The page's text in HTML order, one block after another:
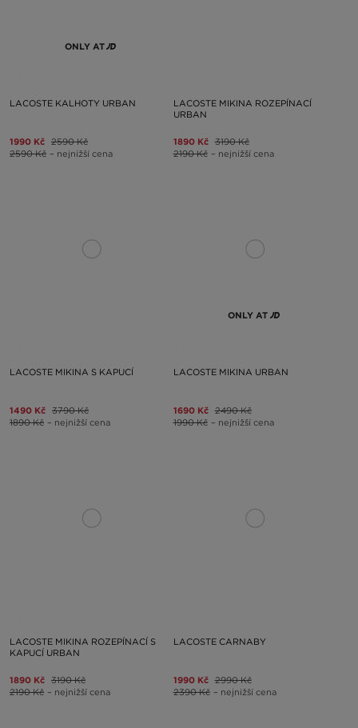
ONLY AT
LACOSTE KALHOTY URBAN
1990 Kč 2590 Kč
2590 Kč – nejnižší cena
LACOSTE MIKINA ROZEPÍNACÍ
URBAN
1890 Kč 3190 Kč
2190 Kč – nejnižší cena
LACOSTE MIKINA S KAPUCÍ
1490 Kč 3790 Kč
1890 Kč – nejnižší cena
ONLY AT
LACOSTE MIKINA URBAN
1690 Kč 2490 Kč
1990 Kč – nejnižší cena
LACOSTE MIKINA ROZEPÍNACÍ S
KAPUCÍ URBAN
1890 Kč 3190 Kč
2190 Kč – nejnižší cena
LACOSTE CARNABY
1990 Kč 2990 Kč
2390 Kč – nejnižší cena